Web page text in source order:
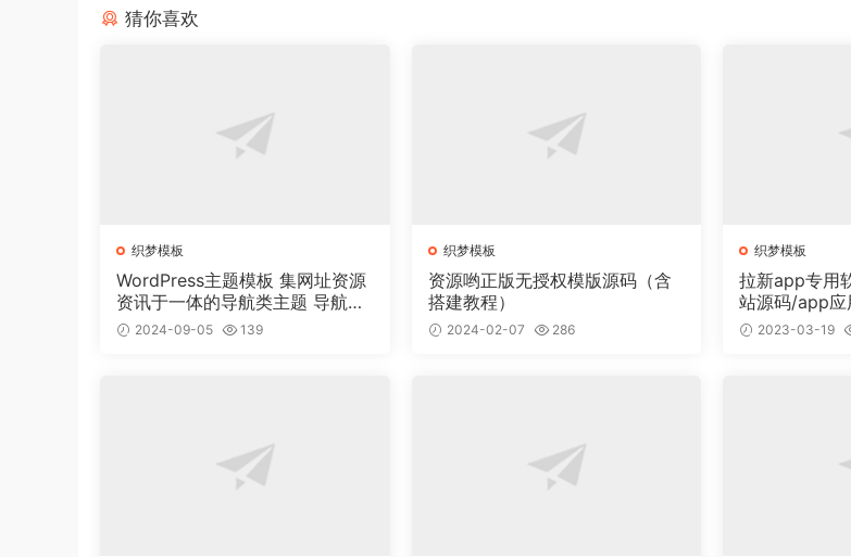
猜你喜欢
织梦模板
WordPress主题模板 集网址资源
资讯于一体的导航类主题 导航主
题垂直行业模板
2024-09-05 139
织梦模板
资源哟正版无授权模版源码（含
搭建教程）
2024-02-07 286
织梦模板
拉新app专用
站源码/app应
2023-03-19